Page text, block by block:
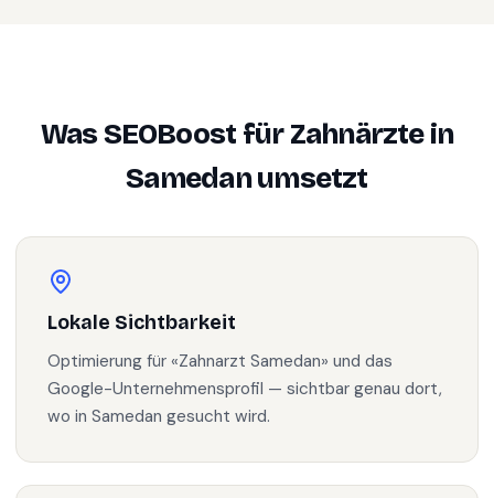
Was SEOBoost fürZahnärztein
Samedanumsetzt
Lokale Sichtbarkeit
Optimierung für «Zahnarzt Samedan» und das
Google-Unternehmensprofil — sichtbar genau dort,
wo in Samedan gesucht wird.